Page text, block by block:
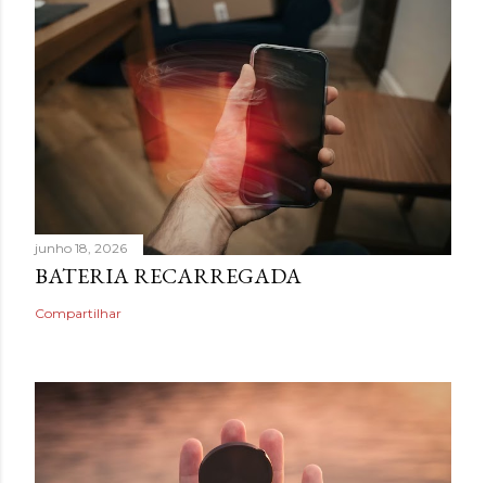
junho 18, 2026
BATERIA RECARREGADA
Compartilhar